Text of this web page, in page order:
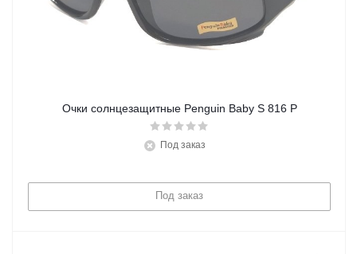
Очки солнцезащитные Penguin Baby S 816 P
Под заказ
Под заказ